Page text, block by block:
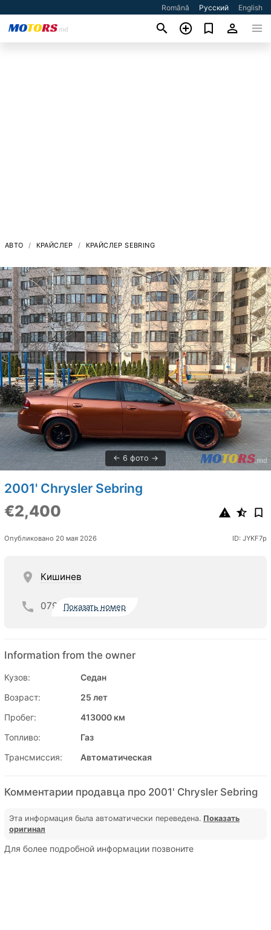
Română Русский English
АВТО КРАЙСЛЕР КРАЙСЛЕР SEBRING
6 фото
2001' Chrysler Sebring
€2,400
Опубликовано 20 мая 2026 ID: JYKF7p
Кишинев
079 Показать номер
Information from the owner
Кузов:
Седан
Возраст:
25 лет
Пробег:
413000 км
Топливо:
Газ
Трансмиссия:
Автоматическая
Комментарии продавца про 2001' Chrysler Sebring
Эта информация была автоматически переведена. Показать
оригинал
Для более подробной информации позвоните